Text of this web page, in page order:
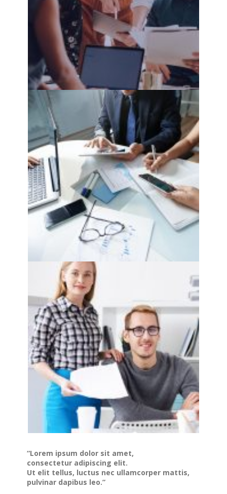
“Lorem ipsum dolor sit amet,
consectetur adipiscing elit.
Ut elit tellus, luctus nec ullamcorper mattis,
pulvinar dapibus leo.”